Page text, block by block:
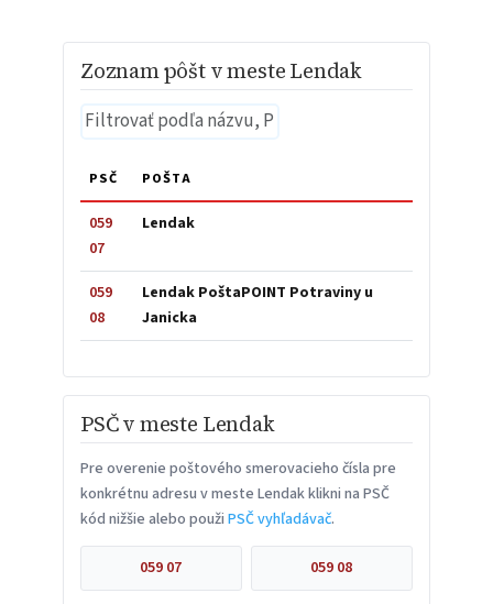
Zoznam pôšt v meste Lendak
PSČ POŠTA
059
07
Lendak
059
08
Lendak PoštaPOINT Potraviny u
Janicka
PSČ v meste Lendak
Pre overenie poštového smerovacieho čísla pre
konkrétnu adresu v meste Lendak klikni na PSČ
kód nižšie alebo použi PSČ vyhľadávač.
059 07 059 08